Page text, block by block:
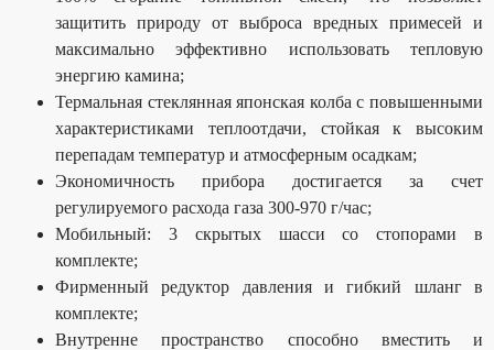
защитить природу от выброса вредных примесей и
максимально эффективно использовать тепловую
энергию камина;
Термальная стеклянная японская колба с повышенными
характеристиками теплоотдачи, стойкая к высоким
перепадам температур и атмосферным осадкам;
Экономичность прибора достигается за счет
регулируемого расхода газа 300-970 г/час;
Мобильный: 3 скрытых шасси со стопорами в
комплекте;
Фирменный редуктор давления и гибкий шланг в
комплекте;
Внутренне пространство способно вместить и